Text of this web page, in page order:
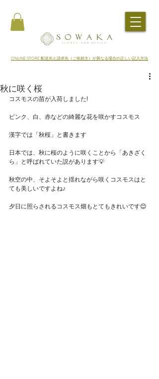
​ONLINE STORE 配送先と請求先（ご依頼主）が異なる場合の正しい記入方法
秋に咲く桜
コスモスの苗が入荷しました!
ピンク、白、赤などの綺麗な花を咲かすコスモス
漢字では「秋桜」と書きます
日本では、秋に桜のように咲くことから「あきざく
ら」と呼ばれていた説があります💡
秋空の中、そよそよと揺れながら咲くコスモスはと
ても美しいですよね♪
夕日に照らされるコスモス畑もとてもきれいです😊